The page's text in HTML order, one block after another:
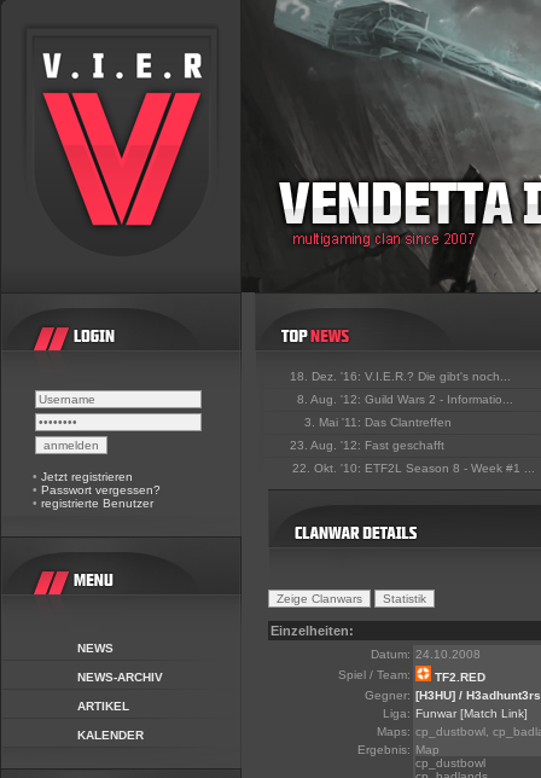
• Jetzt registrieren
• Passwort vergessen?
• registrierte Benutzer
NEWS
NEWS-ARCHIV
ARTIKEL
KALENDER
18. Dez. '16: V.I.E.R.? Die gibt's noch...
8. Aug. '12: Guild Wars 2 - Informatio...
3. Mai '11: Das Clantreffen
23. Aug. '12: Fast geschafft
22. Okt. '10: ETF2L Season 8 - Week #1 ...
Einzelheiten:
Datum: 24.10.2008
Spiel / Team:
TF2.RED
Gegner: [H3HU] / H3adhunt3rs
Liga: Funwar [Match Link]
Maps: cp_dustbowl,
Ergebnis: Map
cp_dustbowl